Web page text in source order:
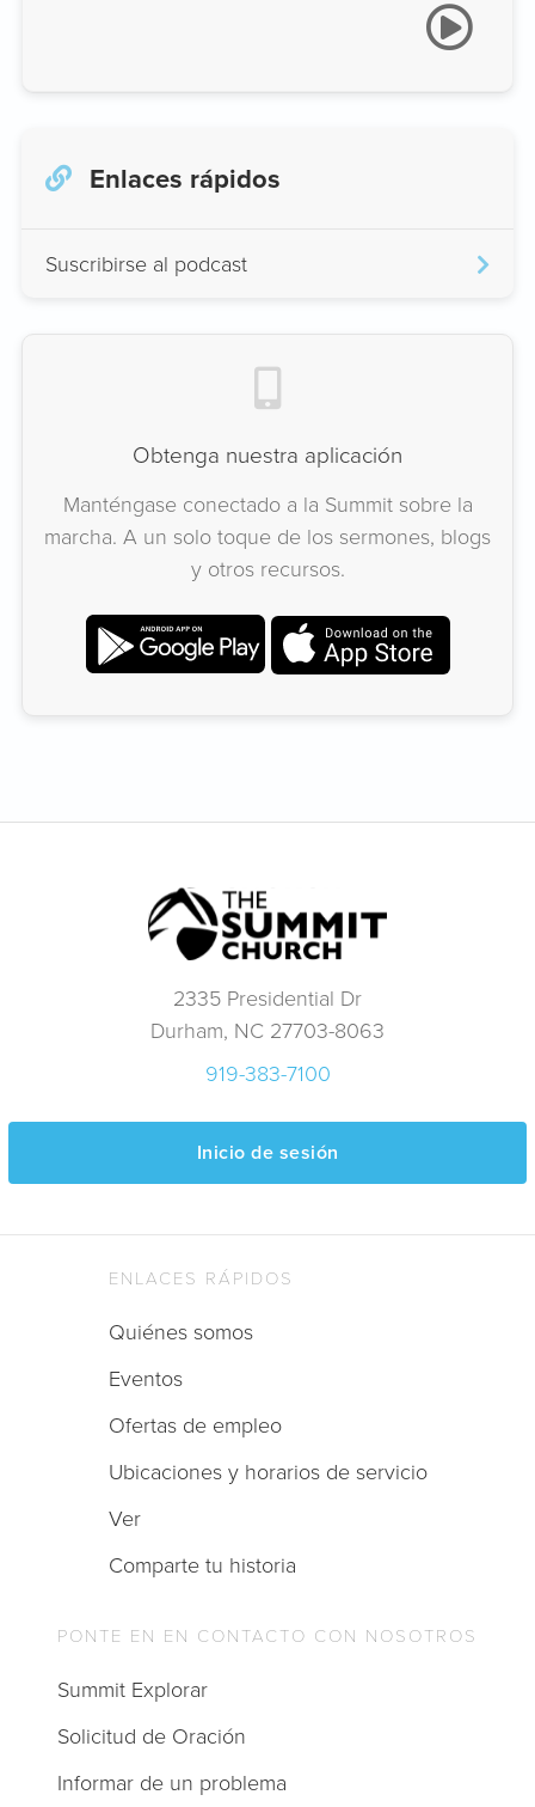
Enlaces rápidos
Suscribirse al podcast
Obtenga nuestra aplicación
Manténgase conectado a la Summit sobre la
marcha. A un solo toque de los sermones, blogs
y otros recursos.
2335 Presidential Dr
Durham, NC 27703-8063
919-383-7100
Inicio de sesión
ENLACES RÁPIDOS
Quiénes somos
Eventos
Ofertas de empleo
Ubicaciones y horarios de servicio
Ver
Comparte tu historia
PONTE EN EN CONTACTO CON NOSOTROS
Summit Explorar
Solicitud de Oración
Informar de un problema